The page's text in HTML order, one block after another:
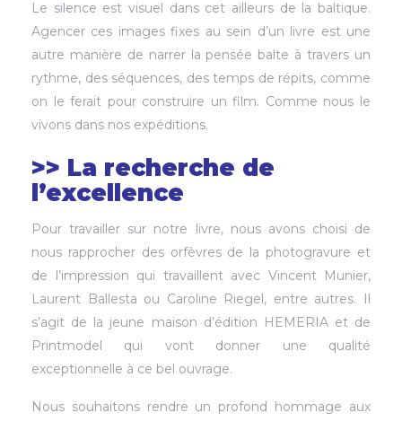
Le silence est visuel dans cet ailleurs de la baltique.
Agencer ces images fixes au sein d’un livre est une
autre manière de narrer la pensée balte à travers un
rythme, des séquences, des temps de répits, comme
on le ferait pour construire un film. Comme nous le
vivons dans nos expéditions.
>> La recherche de
l’excellence
Pour travailler sur notre livre, nous avons choisi de
nous rapprocher des orfèvres de la photogravure et
de l’impression qui travaillent avec Vincent Munier,
Laurent Ballesta ou Caroline Riegel, entre autres. Il
s’agit de la jeune maison d’édition HEMERIA et de
Printmodel qui vont donner une qualité
exceptionnelle à ce bel ouvrage.
Nous souhaitons rendre un profond hommage aux